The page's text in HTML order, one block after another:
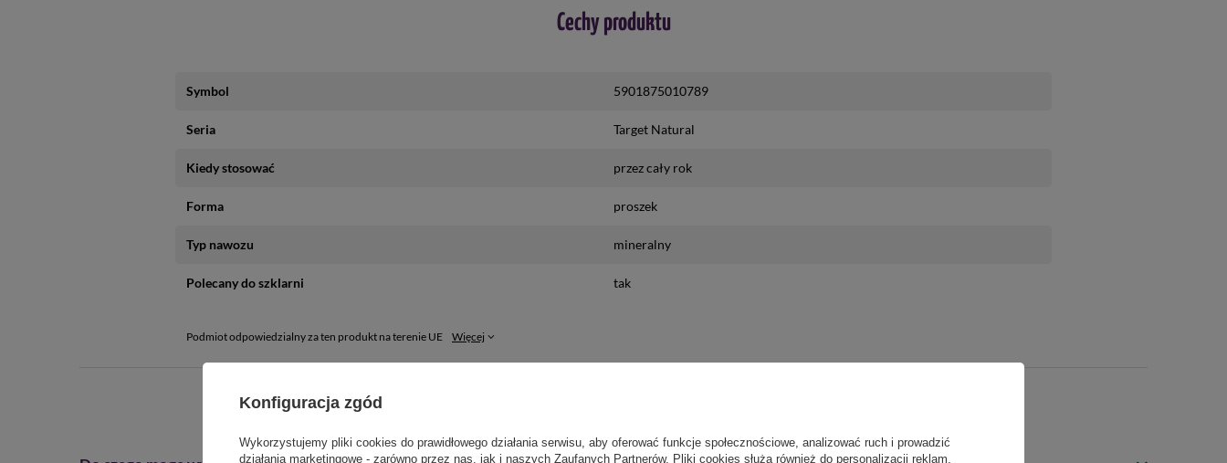
- Nie stosować na glebach zalanych wodą, zamarzniętych lub podczas deszczu.
- Produktu nie należy używać na pastwiskach ani łączyć bezpośrednio ze środkami ochrony roślin.
- Krzem (Si): min. 18%
- Magnez (MgO): 4-6%
900 g
Cechy produktu
Symbol 5901875010789
Seria Target Natural
Kiedy stosować przez cały rok
Forma proszek
Typ nawozu mineralny
Polecany do szklarni tak
Podmiot odpowiedzialny za ten produkt na terenie UE Więcej
Konfiguracja zgód
Wykorzystujemy pliki cookies do prawidłowego działania serwisu, aby oferować funkcje społecznościowe, analizować ruch i prowadzić
działania marketingowe - zarówno przez nas, jak i naszych Zaufanych Partnerów. Pliki cookies służą również do personalizacji reklam.